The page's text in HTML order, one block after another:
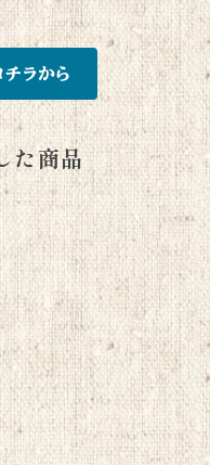
ラから
た商品